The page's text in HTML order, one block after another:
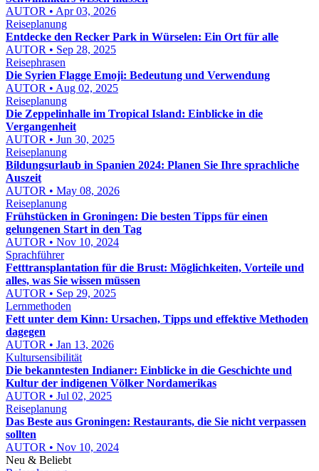
AUTOR • Apr 03, 2026
Reiseplanung
Entdecke den Recker Park in Würselen: Ein Ort für alle
AUTOR • Sep 28, 2025
Reisephrasen
Die Syrien Flagge Emoji: Bedeutung und Verwendung
AUTOR • Aug 02, 2025
Reiseplanung
Die Zeppelinhalle im Tropical Island: Einblicke in die
Vergangenheit
AUTOR • Jun 30, 2025
Reiseplanung
Bildungsurlaub in Spanien 2024: Planen Sie Ihre sprachliche
Auszeit
AUTOR • May 08, 2026
Reiseplanung
Frühstücken in Groningen: Die besten Tipps für einen
gelungenen Start in den Tag
AUTOR • Nov 10, 2024
Sprachführer
Fetttransplantation für die Brust: Möglichkeiten, Vorteile und
alles, was Sie wissen müssen
AUTOR • Sep 29, 2025
Lernmethoden
Fett unter dem Kinn: Ursachen, Tipps und effektive Methoden
dagegen
AUTOR • Jan 13, 2026
Kultursensibilität
Die bekanntesten Indianer: Einblicke in die Geschichte und
Kultur der indigenen Völker Nordamerikas
AUTOR • Jul 02, 2025
Reiseplanung
Das Beste aus Groningen: Restaurants, die Sie nicht verpassen
sollten
AUTOR • Nov 10, 2024
Neu & Beliebt